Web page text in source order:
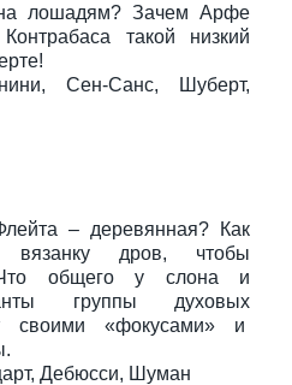
лошадям? Зачем Арфе
такой низкий
Сен-Санс, Шуберт,
– деревянная? Как
вязанку дров, чтобы
Что общего у слона и
группы духовых
своими «фокусами» и
Дебюсси, Шуман